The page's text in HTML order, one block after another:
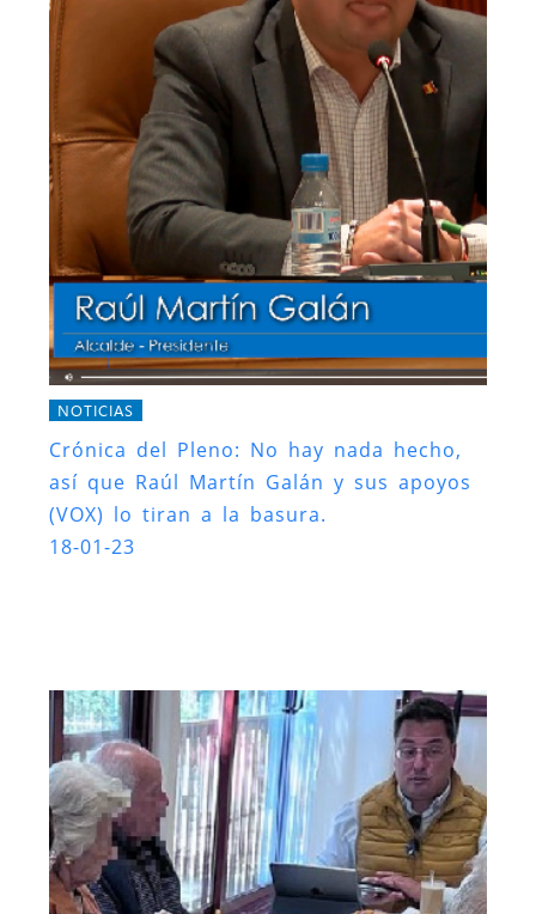
NOTICIAS
Crónica del Pleno: No hay nada hecho,
así que Raúl Martín Galán y sus apoyos
(VOX) lo tiran a la basura.
18-01-23